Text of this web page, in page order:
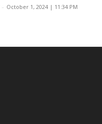
- October 1, 2024 | 11:34 PM